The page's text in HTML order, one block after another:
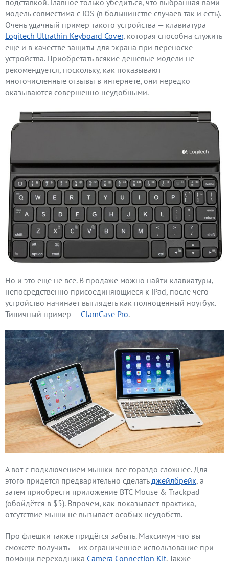
модель совместима с iOS (в большинстве случаев так и есть).
Очень удачный пример такого устройства — клавиатура
Logitech Ultrathin Keyboard Cover, которая способна служить
ещё и в качестве защиты для экрана при переноске
устройства. Приобретать всякие дешевые модели не
рекомендуется, поскольку, как показывают
многочисленные отзывы в интернете, они нередко
оказываются совершенно неудобными.
Но и это ещё не всё. В продаже можно найти клавиатуры,
непосредственно присоединяющиеся к iPad, после чего
устройство начинает выглядеть как полноценный ноутбук.
Типичный пример — ClamCase Pro.
А вот с подключением мышки всё гораздо сложнее. Для
этого придётся предварительно сделать джейлбрейк, а
затем приобрести приложение BTC Mouse & Trackpad
(обойдётся в $5). Впрочем, как показывает практика,
отсутствие мыши не вызывает особых неудобств.
Про флешки также придётся забыть. Максимум что вы
сможете получить — их ограниченное использование при
помощи переходника Camera Connection Kit. Также